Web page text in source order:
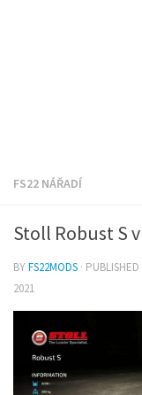
FS22 NÁŘADÍ
Stoll Robust S
BYFS22MODS · PUBLISHED
2021